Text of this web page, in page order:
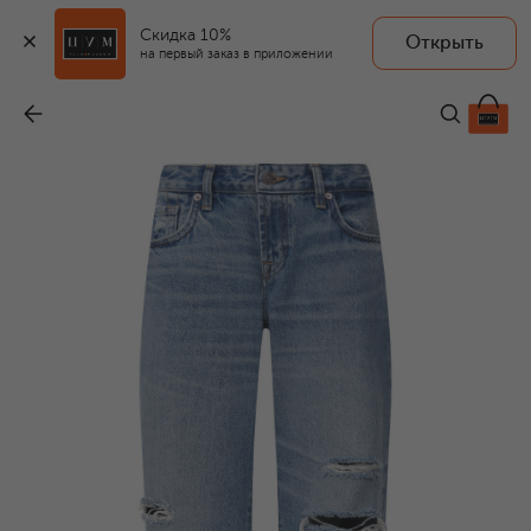
Скидка 10%
на первый заказ в приложении
Открыть
22 100 ₽